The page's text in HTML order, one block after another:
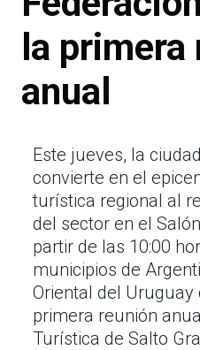
la
anual
Este jueves, la
convierte en el
turística regional al
del sector en el
partir de las 10:00
municipios de
Oriental del Uruguay
primera reunión
Turística de Salto